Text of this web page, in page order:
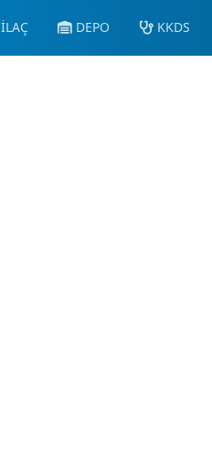
İLAÇ DEPO KKDS